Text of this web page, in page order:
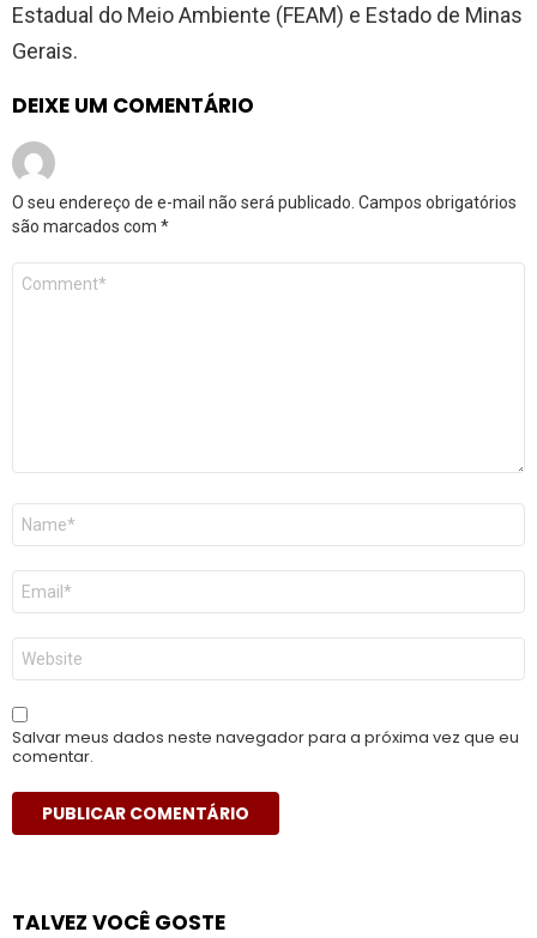
Estadual do Meio Ambiente (FEAM) e Estado de Minas
Gerais.
DEIXE UM COMENTÁRIO
O seu endereço de e-mail não será publicado. Campos obrigatórios
são marcados com *
Comentário
Nome
E-
mail
*
Site
Salvar meus dados neste navegador para a próxima vez que eu
comentar.
TALVEZ VOCÊ GOSTE